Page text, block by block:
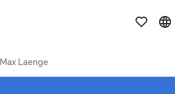
Max Laenge